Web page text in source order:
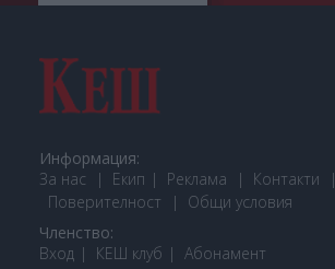
Информация:
За нас
Екип Реклама
Контакти
Поверителност
Общи условия
Членство:
Вход
КЕШ клуб Абонамент